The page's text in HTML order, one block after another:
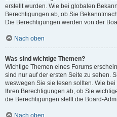
erstellt wurden. Wie bei globalen
Berechtigungen ab, ob Sie
Die Berechtigungen werden von der
Nach oben
Was sind wichtige Themen?
Wichtige Themen eines Forums
sind nur auf der ersten Seite zu sehen.
weswegen Sie sie lesen sollten. Wie
Ihren Berechtigungen ab, ob Sie
die Berechtigungen stellt die Board-
Nach oben